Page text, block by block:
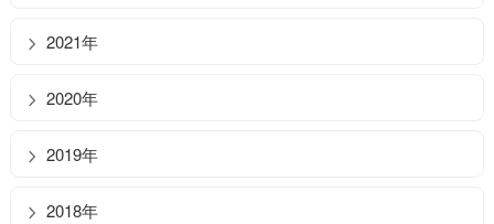
2021年
2020年
2019年
2018年